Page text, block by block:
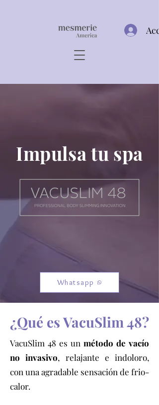
Impulsa tu spa
Whatsapp
¿Qué es VacuSlim 48?
VacuSlim 48 es un método de vacío
no invasivo, relajante e indoloro,
con una agradable sensación de frio-
calor.